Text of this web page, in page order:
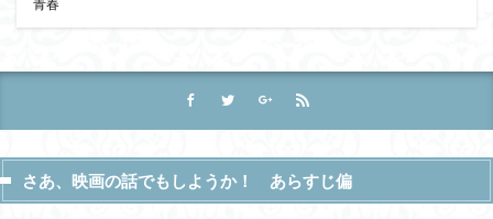
青春
さあ、映画の話でもしようか！ あらすじ偏